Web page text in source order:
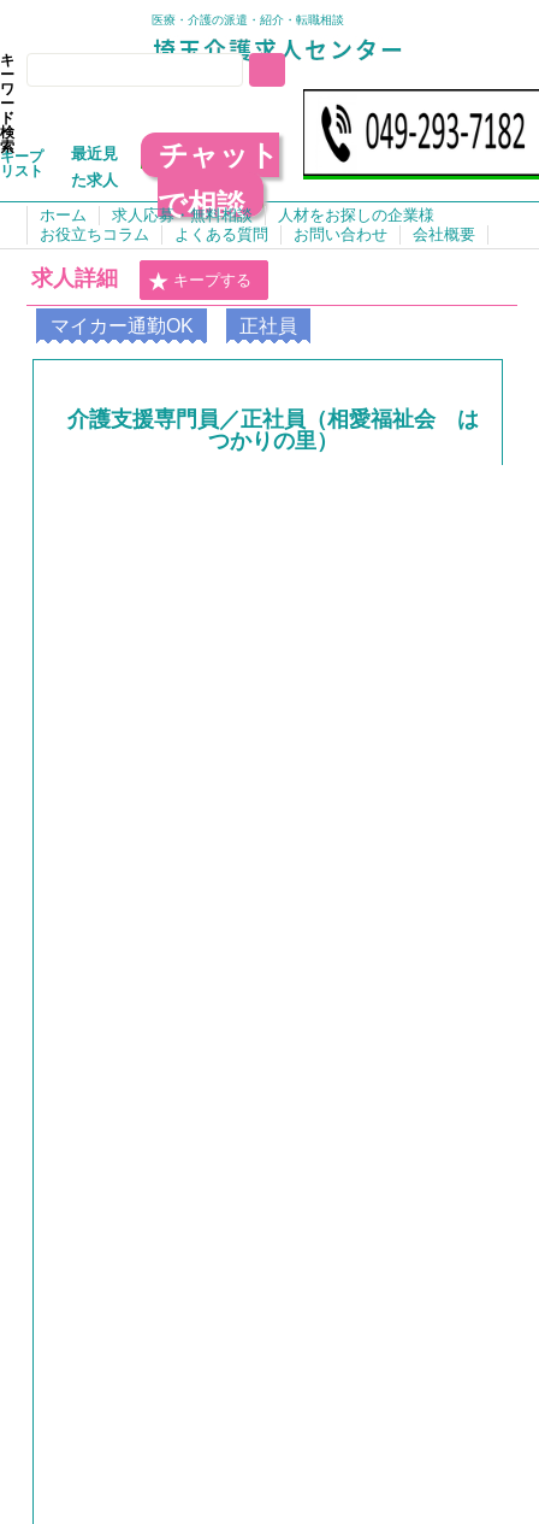
医療・介護の派遣・紹介・転職相談
キ
ー
ワ
ー
ド
検
索
キープ
リスト
最近見
た求人
チャット
で相談
ホーム 求人応募・無料相談
人材をお探しの企業様
お役立ちコラム
よくある質問 お問い合わせ 会社概要
求人詳細 キープする
マイカー通勤OK 正社員
介護支援専門員／正社員（相愛福祉会 は
つかりの里）